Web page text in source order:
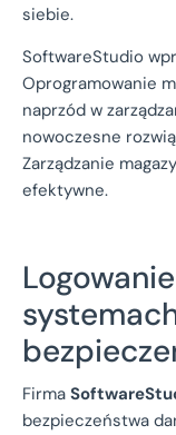
siebie.
SoftwareStudio
Oprogramowanie
naprzód w
nowoczesne
Zarządzanie
efektywne.
Firma
bezpieczeństwa